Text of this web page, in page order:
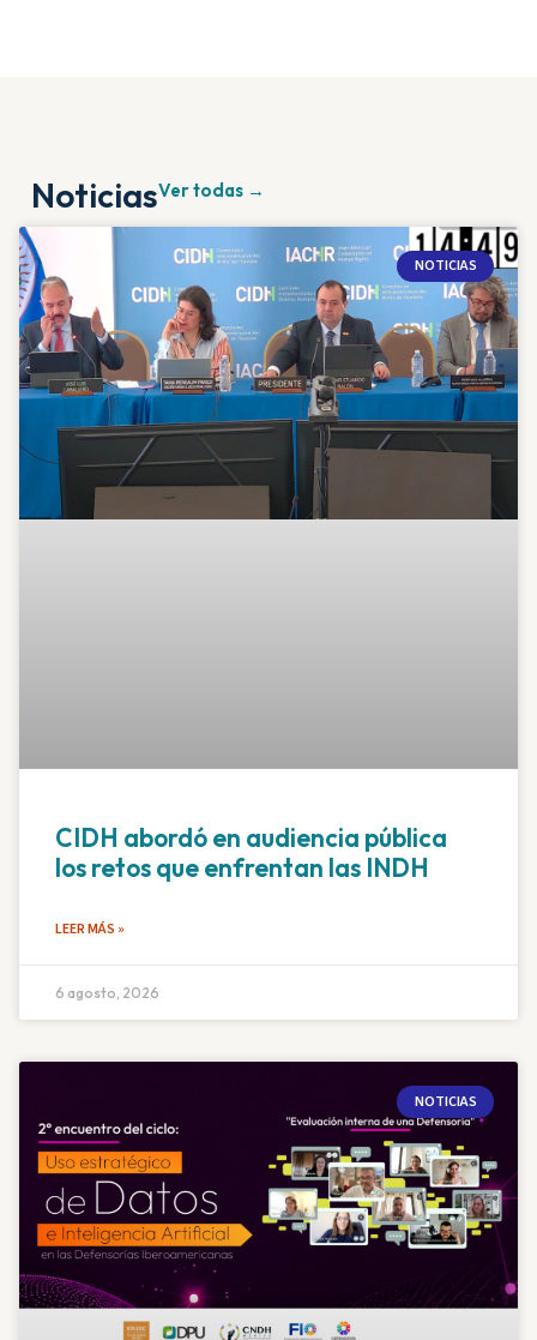
NoticiasVer todas →
NOTICIAS
CIDH abordó en audiencia pública
los retos que enfrentan las INDH
LEER MÁS »
6 agosto, 2026
NOTICIAS